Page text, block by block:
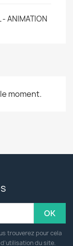
- ANIMATION
moment.
trouverez pour cela
du site.